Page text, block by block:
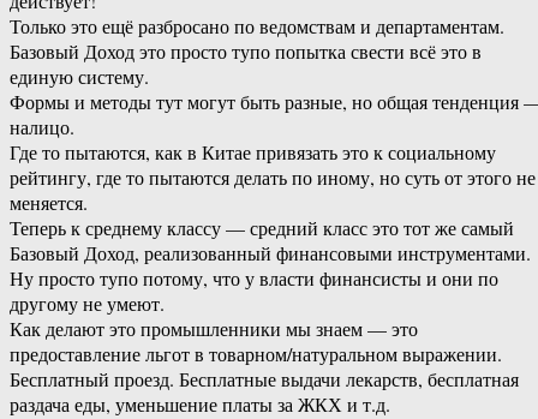
Только это ещё разбросано по ведомствам и департаментам.
Базовый Доход это просто тупо попытка свести всё это в
единую систему.
Формы и методы тут могут быть разные, но общая тенденция
налицо.
Где то пытаются, как в Китае привязать это к социальному
рейтингу, где то пытаются делать по иному, но суть от этого не
меняется.
Теперь к среднему классу — средний класс это тот же самый
Базовый Доход, реализованный финансовыми инструментами.
Ну просто тупо потому, что у власти финансисты и они по
другому не умеют.
Как делают это промышленники мы знаем — это
предоставление льгот в товарном/натуральном выражении.
Бесплатный проезд. Бесплатные выдачи лекарств, бесплатная
раздача еды, уменьшение платы за ЖКХ и т.д.